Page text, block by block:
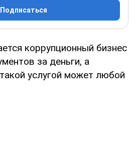
Подписаться
коррупционный бизнес
за деньги, а
услугой может любой